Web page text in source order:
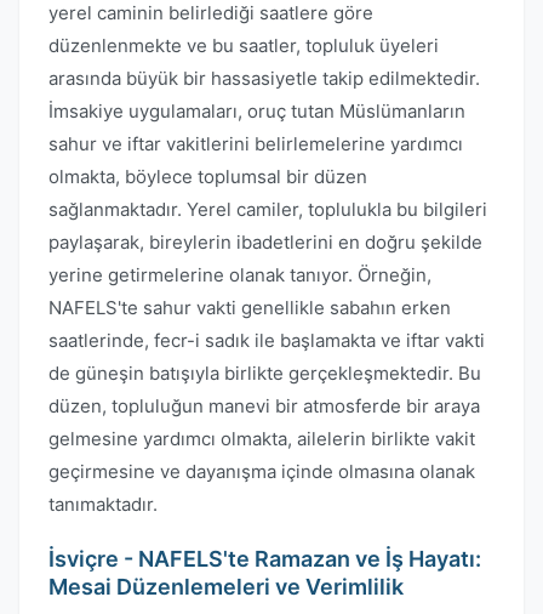
yerel caminin belirlediği saatlere göre
düzenlenmekte ve bu saatler, topluluk üyeleri
arasında büyük bir hassasiyetle takip edilmektedir.
İmsakiye uygulamaları, oruç tutan Müslümanların
sahur ve iftar vakitlerini belirlemelerine yardımcı
olmakta, böylece toplumsal bir düzen
sağlanmaktadır. Yerel camiler, toplulukla bu bilgileri
paylaşarak, bireylerin ibadetlerini en doğru şekilde
yerine getirmelerine olanak tanıyor. Örneğin,
NAFELS'te sahur vakti genellikle sabahın erken
saatlerinde, fecr-i sadık ile başlamakta ve iftar vakti
de güneşin batışıyla birlikte gerçekleşmektedir. Bu
düzen, topluluğun manevi bir atmosferde bir araya
gelmesine yardımcı olmakta, ailelerin birlikte vakit
geçirmesine ve dayanışma içinde olmasına olanak
tanımaktadır.
İsviçre - NAFELS'te Ramazan ve İş Hayatı:
Mesai Düzenlemeleri ve Verimlilik